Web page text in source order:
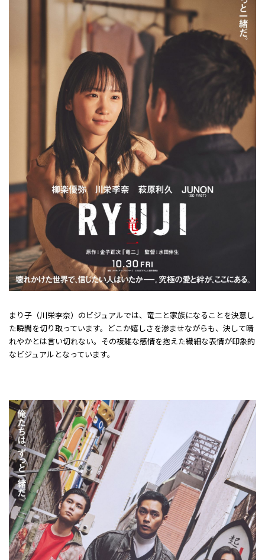
まり子（川栄李奈）のビジュアルでは、竜二と家族になることを決意し
た瞬間を切り取っています。どこか嬉しさを滲ませながらも、決して晴
れやかとは言い切れない――。その複雑な感情を抱えた繊細な表情が印象的
なビジュアルとなっています。